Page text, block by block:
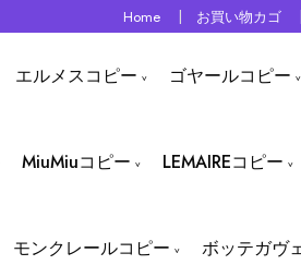
Home お買い物カゴ
エルメスコピー ゴヤールコピー
MiuMiuコピー LEMAIREコピー
モンクレールコピー ボッテガヴ